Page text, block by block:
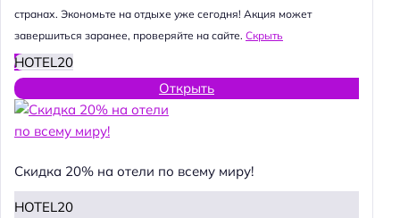
странах. Экономьте на отдыхе уже сегодня! Акция может
завершиться заранее, проверяйте на сайте. Скрыть
HOTEL20
Открыть
Скидка 20% на отели по всему миру!
HOTEL20